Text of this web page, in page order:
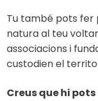
Tu també pots fer
natura al teu
associacions i
custodien el
Creus que hi